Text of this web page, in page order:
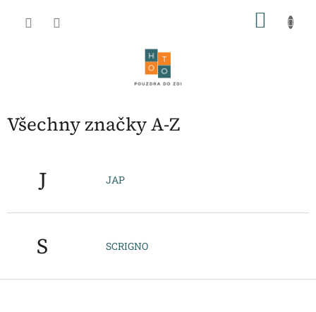
Všechny značky A-Z
J JAP
S SCRIGNO
Z